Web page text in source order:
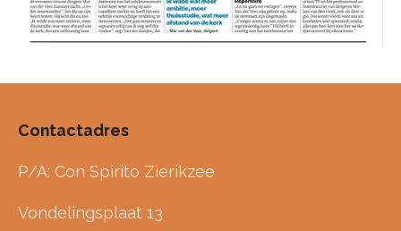
Contactadres
P/A: Con Spirito Zierikzee
Vondelingsplaat 13